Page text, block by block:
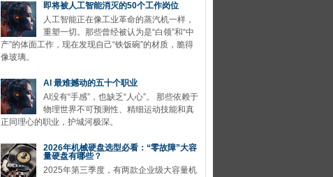
即将被人工智能消灭的50个工作岗位
人工智能正在像工业革命的蒸汽机一样，
重塑一切。那些曾经被认为是“白领”和“中
产”的体面工作，现在发现自己“铁饭碗”的材质，脆得
像玻璃。
AI 最难撼动的五十个职业
AI没有“手感”，也缺乏“人心”。 那些依赖于
物理世界不可预测性、精细运动技能和真
正同理心的职业，护城河极深。
2026年机械硬盘选型必看：“零故障”大容
量硬盘有哪些？
2025年第三季度，有两款企业级大容量机